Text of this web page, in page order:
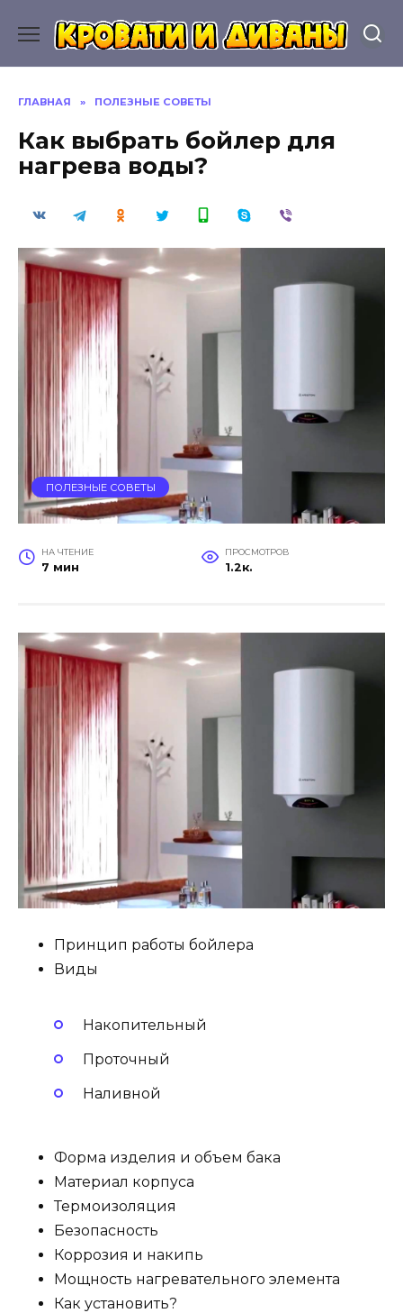
содержанию
ГЛАВНАЯ » ПОЛЕЗНЫЕ СОВЕТЫ
Как выбрать бойлер для
нагрева воды?
ПОЛЕЗНЫЕ СОВЕТЫ
НА ЧТЕНИЕ
7 мин
ПРОСМОТРОВ
1.2к.
Принцип работы бойлера
Виды
Накопительный
Проточный
Наливной
Форма изделия и объем бака
Материал корпуса
Термоизоляция
Безопасность
Коррозия и накипь
Мощность нагревательного элемента
Как установить?